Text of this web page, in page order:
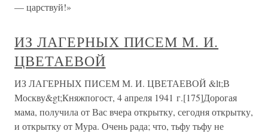
— царствуй!»
ИЗ ЛАГЕРНЫХ ПИСЕМ М. И.
ЦВЕТАЕВОЙ
ИЗ ЛАГЕРНЫХ ПИСЕМ М. И. ЦВЕТАЕВОЙ &lt;В
Москву&gt;Княжпогост, 4 апреля 1941 г.[175]Дорогая
мама, получила от Вас вчера открытку, сегодня открытку,
и открытку от Мура. Очень рада; что, тьфу тьфу не